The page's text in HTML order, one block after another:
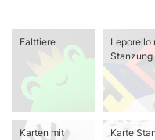
Falttiere
Leporello
Stanzung
Karten mit
Karte